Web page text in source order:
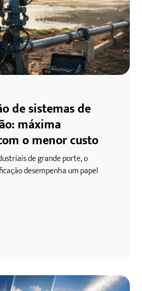
de sistemas de
máxima
o menor custo
de grande porte, o
desempenha um papel